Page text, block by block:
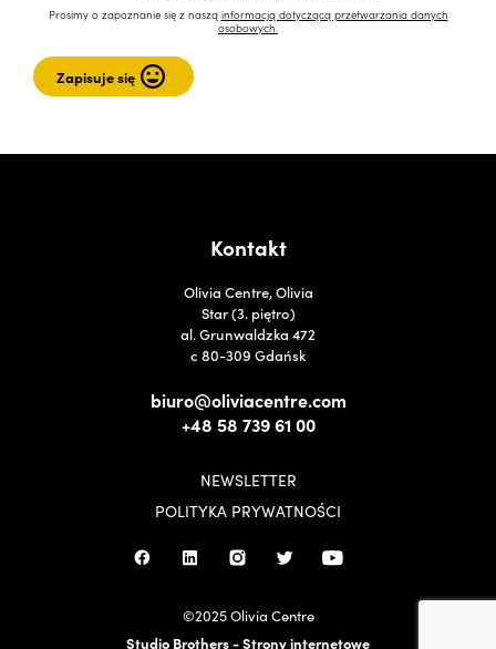
Prosimy o zapoznanie się z naszą informacją dotyczącą przetwarzania danych
osobowych.
Kontakt
Olivia Centre, Olivia
Star (3. piętro)
al. Grunwaldzka 472
c 80-309 Gdańsk
biuro@oliviacentre.com
+48 58 739 61 00
NEWSLETTER
POLITYKA PRYWATNOŚCI
©2025 Olivia Centre
Studio Brothers - Strony internetowe